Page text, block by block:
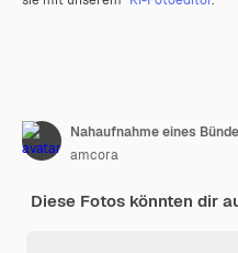
amcora
Diese Fotos könnten dir